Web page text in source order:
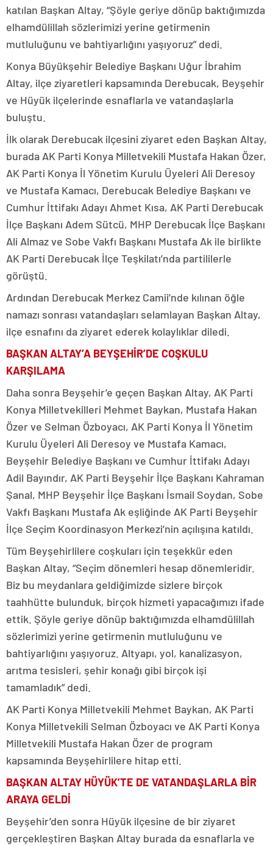
katılan Başkan Altay, “Şöyle geriye dönüp baktığımızda
elhamdülillah sözlerimizi yerine getirmenin
mutluluğunu ve bahtiyarlığını yaşıyoruz” dedi.
Konya Büyükşehir Belediye Başkanı Uğur İbrahim
Altay, ilçe ziyaretleri kapsamında Derebucak, Beyşehir
ve Hüyük ilçelerinde esnaflarla ve vatandaşlarla
buluştu.
İlk olarak Derebucak ilçesini ziyaret eden Başkan Altay,
burada AK Parti Konya Milletvekili Mustafa Hakan Özer,
AK Parti Konya İl Yönetim Kurulu Üyeleri Ali Deresoy
ve Mustafa Kamacı, Derebucak Belediye Başkanı ve
Cumhur İttifakı Adayı Ahmet Kısa, AK Parti Derebucak
İlçe Başkanı Adem Sütcü, MHP Derebucak İlçe Başkanı
Ali Almaz ve Sobe Vakfı Başkanı Mustafa Ak ile birlikte
AK Parti Derebucak İlçe Teşkilatı’nda partililerle
görüştü.
Ardından Derebucak Merkez Camii’nde kılınan öğle
namazı sonrası vatandaşları selamlayan Başkan Altay,
ilçe esnafını da ziyaret ederek kolaylıklar diledi.
BAŞKAN ALTAY’A BEYŞEHİR’DE COŞKULU
KARŞILAMA
Daha sonra Beyşehir’e geçen Başkan Altay, AK Parti
Konya Milletvekilleri Mehmet Baykan, Mustafa Hakan
Özer ve Selman Özboyacı, AK Parti Konya İl Yönetim
Kurulu Üyeleri Ali Deresoy ve Mustafa Kamacı,
Beyşehir Belediye Başkanı ve Cumhur İttifakı Adayı
Adil Bayındır, AK Parti Beyşehir İlçe Başkanı Kahraman
Şanal, MHP Beyşehir İlçe Başkanı İsmail Soydan, Sobe
Vakfı Başkanı Mustafa Ak eşliğinde AK Parti Beyşehir
İlçe Seçim Koordinasyon Merkezi’nin açılışına katıldı.
Tüm Beyşehirlilere coşkuları için teşekkür eden
Başkan Altay, “Seçim dönemleri hesap dönemleridir.
Biz bu meydanlara geldiğimizde sizlere birçok
taahhütte bulunduk, birçok hizmeti yapacağımızı ifade
ettik. Şöyle geriye dönüp baktığımızda elhamdülillah
sözlerimizi yerine getirmenin mutluluğunu ve
bahtiyarlığını yaşıyoruz. Altyapı, yol, kanalizasyon,
arıtma tesisleri, şehir konağı gibi birçok işi
tamamladık” dedi.
AK Parti Konya Milletvekili Mehmet Baykan, AK Parti
Konya Milletvekili Selman Özboyacı ve AK Parti Konya
Milletvekili Mustafa Hakan Özer de program
kapsamında Beyşehirlilere hitap etti.
BAŞKAN ALTAY HÜYÜK’TE DE VATANDAŞLARLA BİR
ARAYA GELDİ
Beyşehir’den sonra Hüyük ilçesine de bir ziyaret
gerçekleştiren Başkan Altay burada da esnaflarla ve